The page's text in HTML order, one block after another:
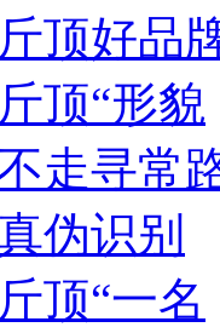
顶好品
顶“形貌
走寻常
伪识别
顶“一名